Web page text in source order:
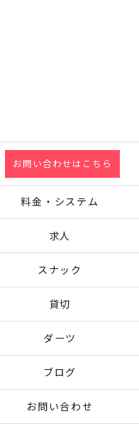
お問い合わせはこちら
料金・システム
求人
スナック
貸切
ダーツ
ブログ
お問い合わせ